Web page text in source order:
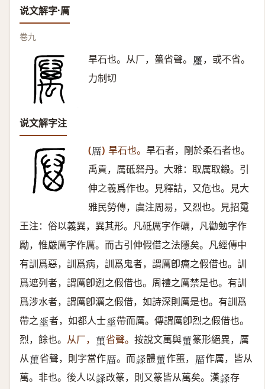
说文解字·厲
卷九
旱石也。从厂，蠆省聲。 𧓽 ，或不省。
力制切
说文解字注
(𠪄 ) 旱石也。 旱石者，剛於柔石者也。
禹貢，厲砥砮丹。大雅：取厲取鍛。引
伸之羲爲作也。見釋詁，又危也。見大
雅民勞傳，虞注周易，又烈也。見招䰟
王注：俗以義異，異其形。凡砥厲字作礪，凡勸勉字作
勵，惟嚴厲字作厲。而古引伸假借之法隱矣。凡經傳中
有訓爲惡，訓爲病，訓爲鬼者，謂厲卽癘之假借也。訓
爲遮列者，謂厲卽迾之假借也。周禮之厲禁是也。有訓
爲涉水者，謂厲卽濿之假借，如詩深則厲是也。有訓爲
帶之𡍮 者，如都人士𡍮 帶而厲。傳謂厲卽烈之假借也。
烈，餘也。 从厂， 𧍣 省聲。 按說文萬與𧍣 篆形絕異，厲
从𧍣 省聲，則字當作𠪄 。而𥛬 體𧍣 作蠆， 𠪄 作厲，皆从
萬。非也。後人以𥛬 改篆，則又篆皆从萬矣。漢𥛬 存